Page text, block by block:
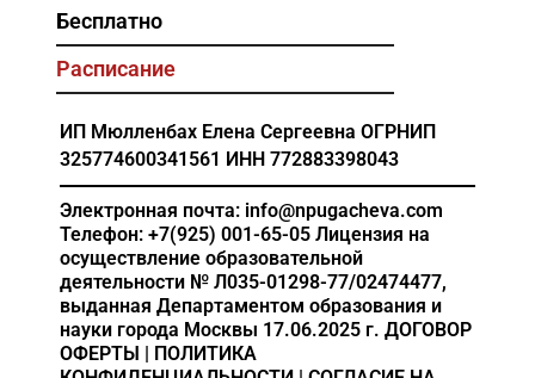
Бесплатно
Расписание
ИП Мюлленбах Елена Сергеевна ОГРНИП
325774600341561 ИНН 772883398043
Электронная почта: info@npugacheva.com
Телефон: +7(925) 001-65-05 Лицензия на
осуществление образовательной
деятельности № Л035-01298-77/02474477,
выданная Департаментом образования и
науки города Москвы 17.06.2025 г. ДОГОВОР
ОФЕРТЫ | ПОЛИТИКА